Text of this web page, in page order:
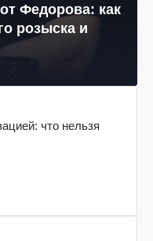
Федорова: как
розыска и
что нельзя